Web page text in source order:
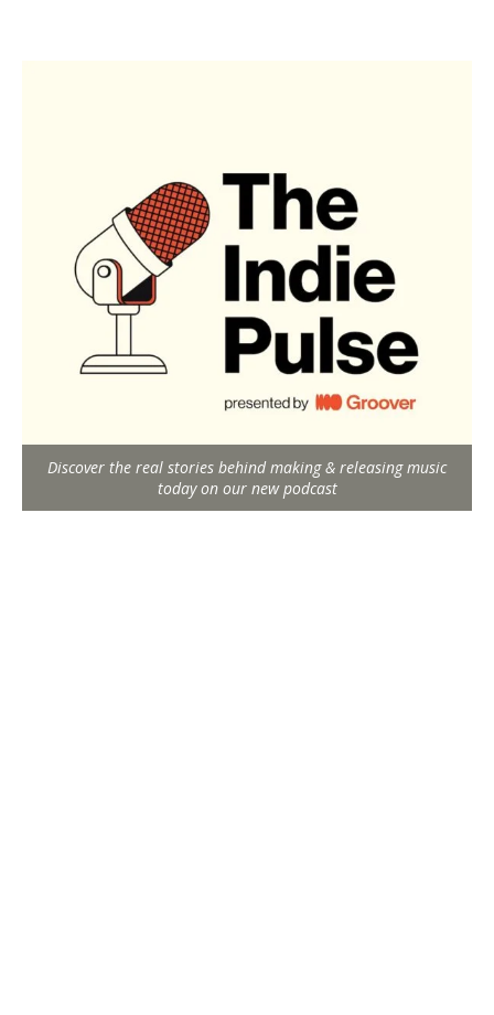
Discover the real stories behind making & releasing music
today on our new podcast